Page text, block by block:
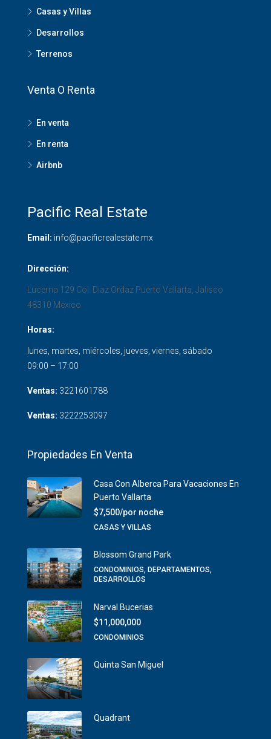
Casas y Villas
Desarrollos
Terrenos
Venta O Renta
En venta
En renta
Airbnb
Pacific Real Estate
Email: info@pacificrealestate.mx
Dirección:
Lucerna 129 Col. Diaz Ordaz Puerto Vallarta Jalisco
48310 Mexico
Horas:
lunes, martes, miércoles, jueves, viernes, sábado
09:00 – 17:00
Ventas: 3221601788
Ventas: 3222253097
Propiedades En Venta
Casa Con Alberca Para Vacaciones En
Puerto Vallarta
$7,500/por noche
CASAS Y VILLAS
Blossom Grand Park
CONDOMINIOS, DEPARTAMENTOS,
DESARROLLOS
Narval Bucerias
$11,000,000
CONDOMINIOS
Quinta San Miguel
Quadrant